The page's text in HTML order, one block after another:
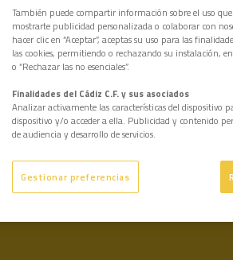
También puede compartir información sobre el uso
mostrarte publicidad personalizada o colaborar con
hacer clic en “Aceptar”, aceptas su uso para las
las cookies, permitiendo o rechazando su instalación,
o “Rechazar las no esenciales”.
Finalidades del Cádiz C.F. y sus asociados
Analizar activamente las características del
dispositivo y/o acceder a ella. Publicidad y contenido
de audiencia y desarrollo de servicios.
Gestionar preferencias